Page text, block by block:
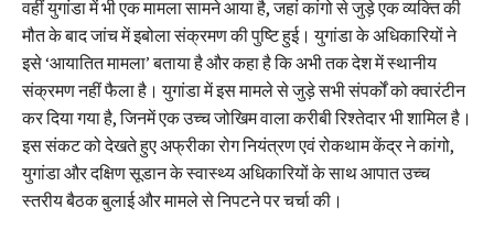
वहीं युगांडा में भी एक मामला सामने आया है, जहां कांगो से जुड़े एक व्यक्ति की
मौत के बाद जांच में इबोला संक्रमण की पुष्टि हुई। युगांडा के अधिकारियों ने
इसे ‘आयातित मामला’ बताया है और कहा है कि अभी तक देश में स्थानीय
संक्रमण नहीं फैला है। युगांडा में इस मामले से जुड़े सभी संपर्कों को क्वारंटीन
कर दिया गया है, जिनमें एक उच्च जोखिम वाला करीबी रिश्तेदार भी शामिल है।
इस संकट को देखते हुए अफ्रीका रोग नियंत्रण एवं रोकथाम केंद्र ने कांगो,
युगांडा और दक्षिण सूडान के स्वास्थ्य अधिकारियों के साथ आपात उच्च
स्तरीय बैठक बुलाई और मामले से निपटने पर चर्चा की।